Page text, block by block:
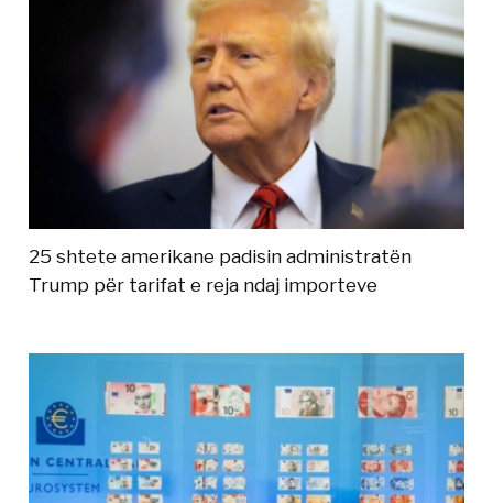
25 shtete amerikane padisin administratën
Trump për tarifat e reja ndaj importeve